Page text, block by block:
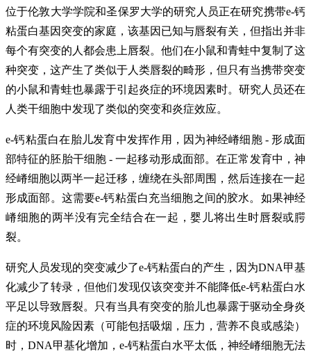
位于伦敦大学学院和圣保罗大学的研究人员正在研究携带e-钙
粘蛋白基因突变的家庭，该基因已知与唇裂有关，但指出并非
每个有突变的人都会患上唇裂。他们在小鼠和青蛙中复制了这
种突变，这产生了类似于人类唇裂的畸形，但只有当携带突变
的小鼠和青蛙也暴露于引起炎症的环境因素时。研究人员还在
人类干细胞中发现了类似的突变和炎症效应。
e-钙粘蛋白在胎儿发育中发挥作用，因为神经嵴细胞 - 形成面
部特征的胚胎干细胞 - 一起移动形成面部。在正常发育中，神
经嵴细胞以两半一起迁移，缠绕在头部周围，然后连接在一起
形成面部。这需要e-钙粘蛋白充当细胞之间的胶水。如果神经
嵴细胞的两半没有完全结合在一起，婴儿将出生时唇裂或腭
裂。
研究人员发现的突变减少了e-钙粘蛋白的产生，因为DNA甲基
化减少了转录，但他们发现仅该突变并不能降低e-钙粘蛋白水
平足以导致唇裂。只有当具有突变的胎儿也暴露于驱动全身炎
症的环境风险因素（可能包括吸烟，压力，营养不良或感染）
时，DNA甲基化增加，e-钙粘蛋白水平太低，神经嵴细胞无法